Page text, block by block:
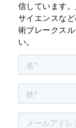
信しています
サイエンスな
術ブレークス
い。